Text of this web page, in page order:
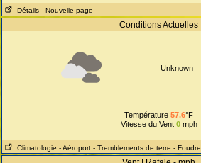
Détails - Nouvelle page
Conditions Actuelles
Unknown
Température57.6°F
Vitesse du Vent 0mph
Climatologie - Aéroport - Tremblements de terre - Foudre